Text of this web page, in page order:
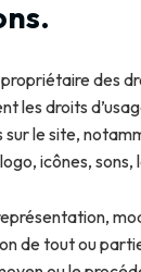
des
les droits
sur le site,
icônes, sons,
de tout ou